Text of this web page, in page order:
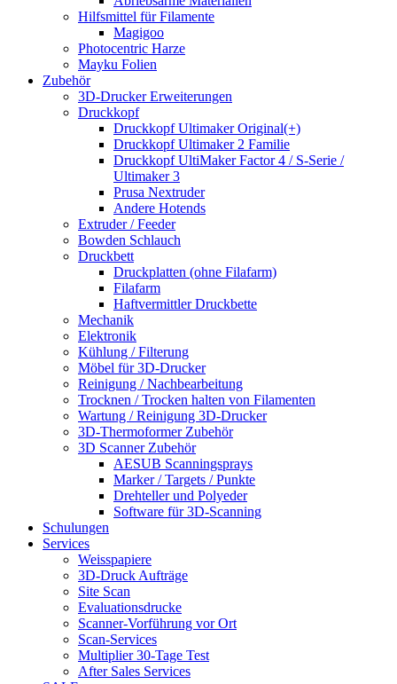
Hilfsmittel für Filamente
Magigoo
Photocentric Harze
Mayku Folien
Zubehör
3D-Drucker Erweiterungen
Druckkopf
Druckkopf Ultimaker Original(+)
Druckkopf Ultimaker 2 Familie
Druckkopf UltiMaker Factor 4 / S-Serie /
Ultimaker 3
Prusa Nextruder
Andere Hotends
Extruder / Feeder
Bowden Schlauch
Druckbett
Druckplatten (ohne Filafarm)
Filafarm
Haftvermittler Druckbette
Mechanik
Elektronik
Kühlung / Filterung
Möbel für 3D-Drucker
Reinigung / Nachbearbeitung
Trocknen / Trocken halten von Filamenten
Wartung / Reinigung 3D-Drucker
3D-Thermoformer Zubehör
3D Scanner Zubehör
AESUB Scanningsprays
Marker / Targets / Punkte
Drehteller und Polyeder
Software für 3D-Scanning
Schulungen
Services
Weisspapiere
3D-Druck Aufträge
Site Scan
Evaluationsdrucke
Scanner-Vorführung vor Ort
Scan-Services
Multiplier 30-Tage Test
After Sales Services